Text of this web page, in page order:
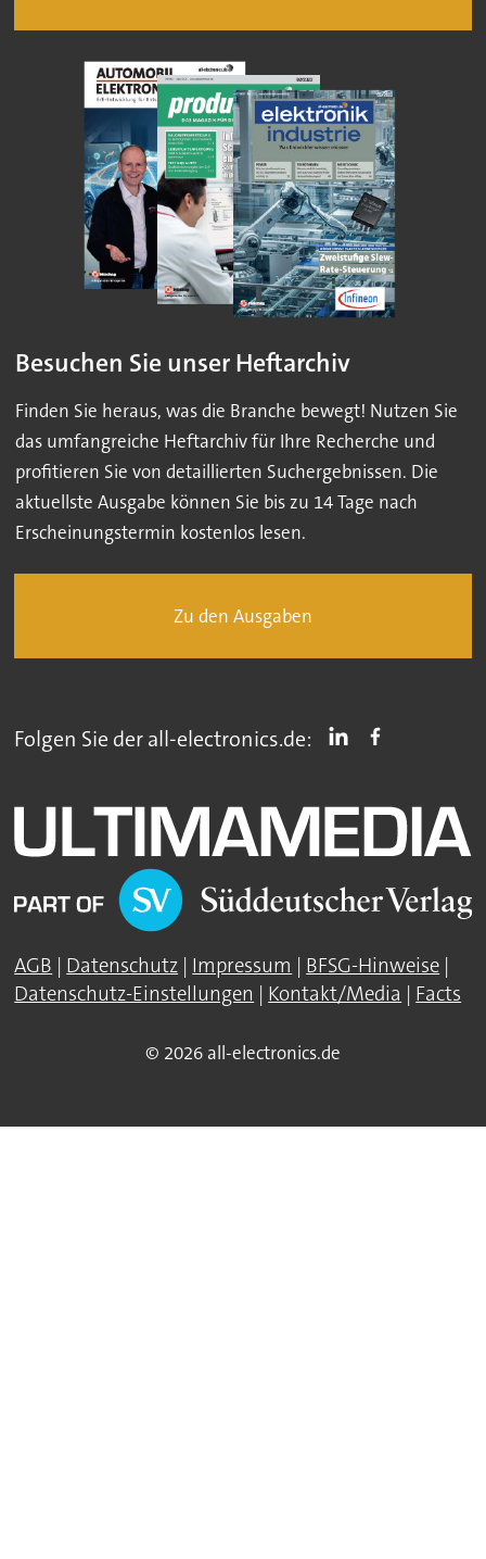
Besuchen Sie unser Heftarchiv
Finden Sie heraus, was die Branche bewegt! Nutzen Sie
das umfangreiche Heftarchiv für Ihre Recherche und
profitieren Sie von detaillierten Suchergebnissen. Die
aktuellste Ausgabe können Sie bis zu 14 Tage nach
Erscheinungstermin kostenlos lesen.
Zu den Ausgaben
Folgen Sie der all-electronics.de:
AGB | Datenschutz | Impressum | BFSG-Hinweise |
Datenschutz-Einstellungen | Kontakt/Media | Facts
© 2026 all-electronics.de